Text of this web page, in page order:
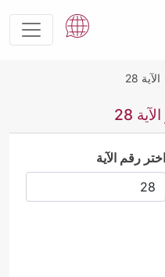
الآية 28
28
اختر رقم الآية